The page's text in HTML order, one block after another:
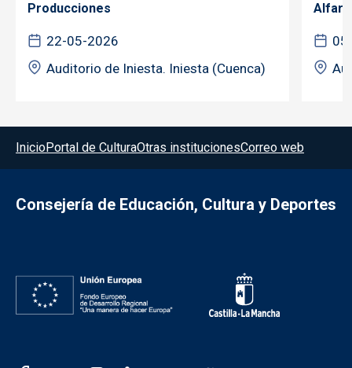
Producciones
22-05-2026
Auditorio de Iniesta. Iniesta (Cuenca)
Menú del pie
InicioPortal de CulturaOtras institucionesCorreo web
Consejería de Educación, Cultura y Deportes